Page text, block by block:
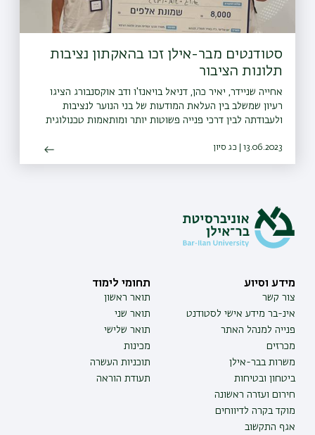
סטודנטים מבר-אילן זכו בהאקתון נציבות
תלונות הציבור
אחייה שניידר, יאיר כהן, דניאל בויאנז'ו ודב אוקסנבורג הציגו
רעיון שמשלב בין העלאת המודעות של בני הנוער לנציבות
ולעבודתה לבין דרכי פנייה פשוטות יותר ומותאמות טכנולוגית
13.06.2023 | כג סיון
מידע וסיוע
צור קשר
אינ-בר מידע אישי לסטודנט
פנייה למנהל האתר
מכרזים
משרות בבר-אילן
ביטחון ובטיחות
חירום ועזרה ראשונה
מוקד בקרה לדיווחים
אגף התקשוב
תחומי לימוד
תואר ראשון
תואר שני
תואר שלישי
מכינות
תוכניות העשרה
תעודת הוראה